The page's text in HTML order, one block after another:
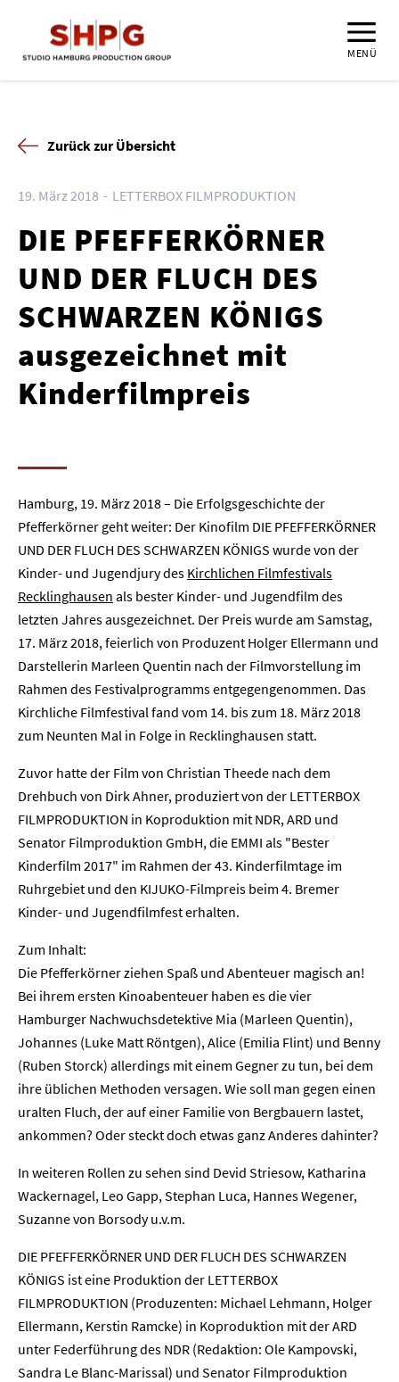
MENÜ
Zurück zur Übersicht
19. März 2018 LETTERBOX FILMPRODUKTION
DIE PFEFFERKÖRNER
UND DER FLUCH DES
SCHWARZEN KÖNIGS
ausgezeichnet mit
Kinderfilmpreis
Hamburg, 19. März 2018 – Die Erfolgsgeschichte der
Pfefferkörner geht weiter: Der Kinofilm DIE PFEFFERKÖRNER
UND DER FLUCH DES SCHWARZEN KÖNIGS wurde von der
Kinder- und Jugendjury des Kirchlichen Filmfestivals
Recklinghausen als bester Kinder- und Jugendfilm des
letzten Jahres ausgezeichnet. Der Preis wurde am Samstag,
17. März 2018, feierlich von Produzent Holger Ellermann und
Darstellerin Marleen Quentin nach der Filmvorstellung im
Rahmen des Festivalprogramms entgegengenommen. Das
Kirchliche Filmfestival fand vom 14. bis zum 18. März 2018
zum Neunten Mal in Folge in Recklinghausen statt.
Zuvor hatte der Film von Christian Theede nach dem
Drehbuch von Dirk Ahner, produziert von der LETTERBOX
FILMPRODUKTION in Koproduktion mit NDR, ARD und
Senator Filmproduktion GmbH, die EMMI als "Bester
Kinderfilm 2017" im Rahmen der 43. Kinderfilmtage im
Ruhrgebiet und den KIJUKO-Filmpreis beim 4. Bremer
Kinder- und Jugendfilmfest erhalten.
Zum Inhalt:
Die Pfefferkörner ziehen Spaß und Abenteuer magisch an!
Bei ihrem ersten Kinoabenteuer haben es die vier
Hamburger Nachwuchsdetektive Mia (Marleen Quentin),
Johannes (Luke Matt Röntgen), Alice (Emilia Flint) und Benny
(Ruben Storck) allerdings mit einem Gegner zu tun, bei dem
ihre üblichen Methoden versagen. Wie soll man gegen einen
uralten Fluch, der auf einer Familie von Bergbauern lastet,
ankommen? Oder steckt doch etwas ganz Anderes dahinter?
In weiteren Rollen zu sehen sind Devid Striesow, Katharina
Wackernagel, Leo Gapp, Stephan Luca, Hannes Wegener,
Suzanne von Borsody u.v.m.
DIE PFEFFERKÖRNER UND DER FLUCH DES SCHWARZEN
KÖNIGS ist eine Produktion der LETTERBOX
FILMPRODUKTION (Produzenten: Michael Lehmann, Holger
Ellermann, Kerstin Ramcke) in Koproduktion mit der ARD
unter Federführung des NDR (Redaktion: Ole Kampovski,
Sandra Le Blanc-Marissal) und Senator Filmproduktion
Home